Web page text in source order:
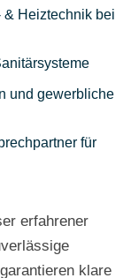
& Heiztechnik bei
und gewerbliche
für
erfahrener
klare